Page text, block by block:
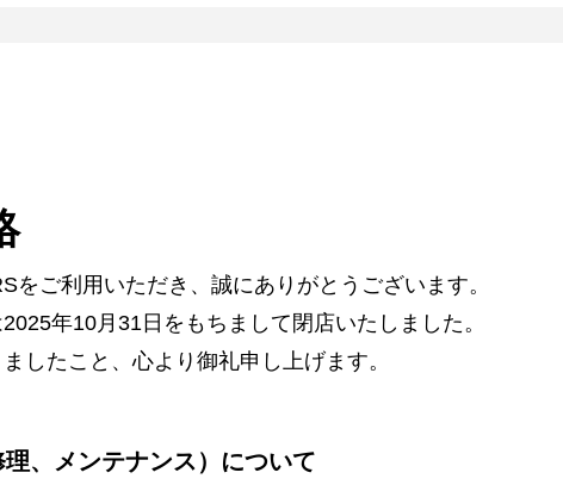
をご利用いただき、誠にありがとうございます。
年10月31日をもちまして閉店いたしました。
したこと、心より御礼申し上げます。
、メンテナンス）について